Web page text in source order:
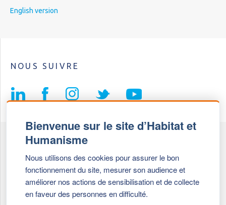
Bienvenue sur le site d’Habitat et
Humanisme
Nous utilisons des cookies pour assurer le bon
fonctionnement du site, mesurer son audience et
améliorer nos actions de sensibilisation et de collecte
en faveur des personnes en difficulté.
English version
NOUS SUIVRE
69647 Caluire et Cuire cedex
+ 33 (0)4 72 27 42 58